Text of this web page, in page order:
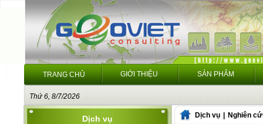
TRANG CHỦ GIỚI THIỆU SẢN PHẨM
Thứ 6, 8/7/2026
Dịch vụ Dịch vụ Nghiên